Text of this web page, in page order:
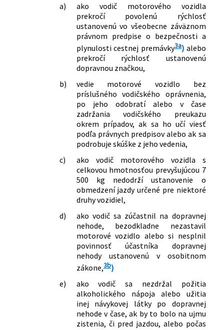
a)
ako vodič motorového vozidla
prekročí povolenú rýchlosť
ustanovenú vo všeobecne záväznom
právnom predpise o bezpečnosti a
plynulosti cestnej premávky3a) alebo
prekročí rýchlosť ustanovenú
dopravnou značkou,
b)
vedie motorové vozidlo bez
príslušného vodičského oprávnenia,
po jeho odobratí alebo v čase
zadržania vodičského preukazu
okrem prípadov, ak sa ho učí viesť
podľa právnych predpisov alebo ak sa
podrobuje skúške z jeho vedenia,
c)
ako vodič motorového vozidla s
celkovou hmotnosťou prevyšujúcou 7
500 kg nedodrží ustanovenie o
obmedzení jazdy určené pre niektoré
druhy vozidiel,
d)
ako vodič sa zúčastnil na dopravnej
nehode, bezodkladne nezastavil
motorové vozidlo alebo si nesplnil
povinnosť účastníka dopravnej
nehody ustanovenú v osobitnom
zákone,3b)
e)
ako vodič sa nezdržal požitia
alkoholického nápoja alebo užitia
inej návykovej látky po dopravnej
nehode v čase, ak by to bolo na ujmu
zistenia, či pred jazdou, alebo počas